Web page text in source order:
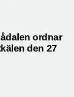
ordnar
den 27